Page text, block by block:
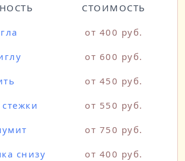
СТОИМОСТЬ
от 400 руб.
от 600 руб.
от 450 руб.
от 550 руб.
от 750 руб.
снизу от 400 руб.